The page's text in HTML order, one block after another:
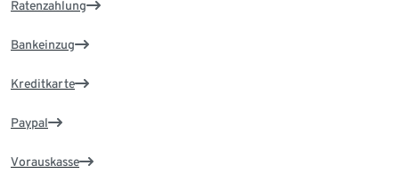
Ratenzahlung
Bankeinzug
Kreditkarte
Paypal
Vorauskasse